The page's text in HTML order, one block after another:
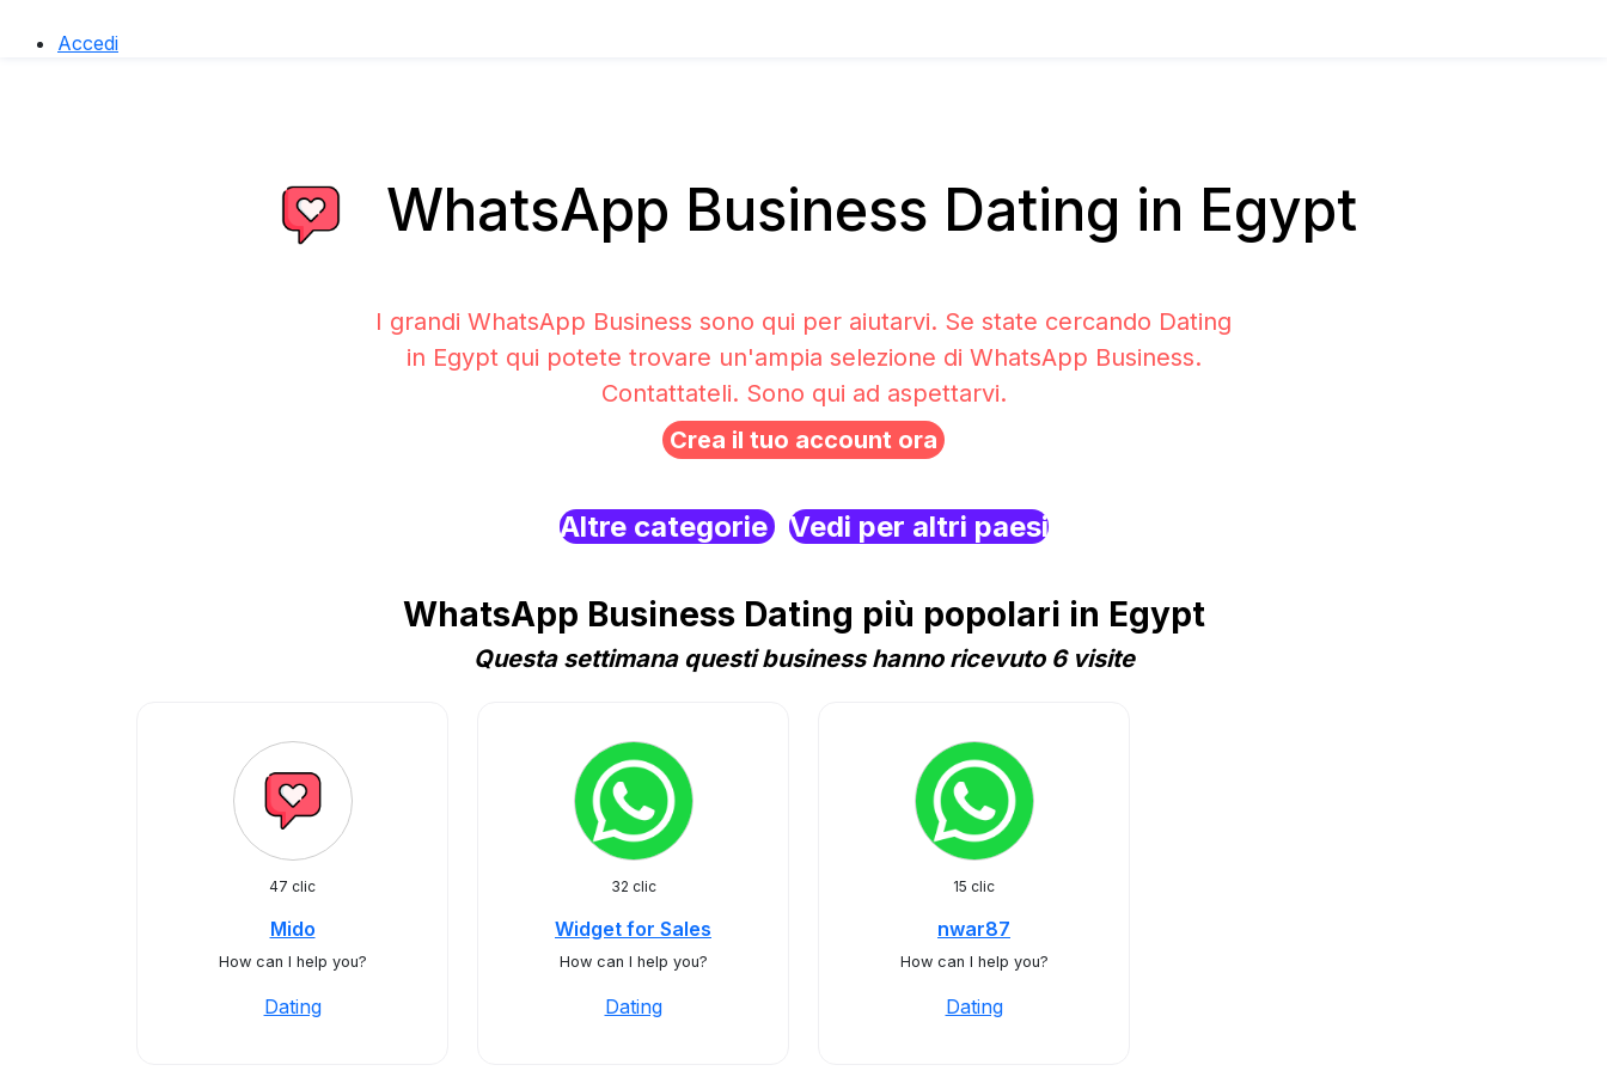
Accedi
WhatsApp Business Dating in Egypt
I grandi WhatsApp Business sono qui per aiutarvi. Se state cercando Dating
in Egypt qui potete trovare un'ampia selezione di WhatsApp Business.
Contattateli. Sono qui ad aspettarvi.
Crea il tuo account ora
Altre categorie Vedi per altri paesi
WhatsApp Business Dating più popolari in Egypt
Questa settimana questi business hanno ricevuto 6 visite
47 clic
Mido
How can I help you?
Dating
32 clic
Widget for Sales
How can I help you?
Dating
15 clic
nwar87
How can I help you?
Dating